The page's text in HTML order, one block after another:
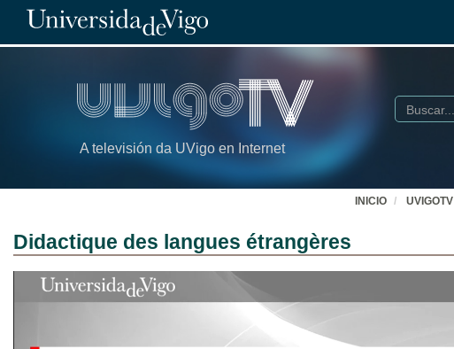
A televisión da UVigo en Internet
Buscar
INICIO UVIGOTV
Didactique des langues étrangères